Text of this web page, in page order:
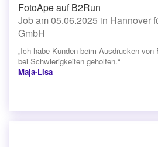
FotoApe auf B2Run
Job am 05.06.2025 in Hannover
GmbH
„Ich habe Kunden beim Ausdrucken
bei Schwierigkeiten geholfen.“
Maja-Lisa